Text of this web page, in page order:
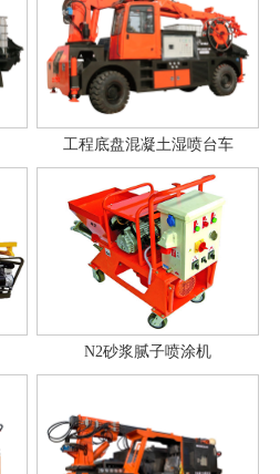
工程底盘混凝土湿喷台车
N2砂浆腻子喷涂机